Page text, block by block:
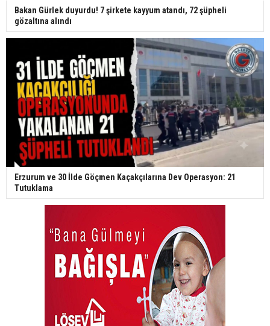
Bakan Gürlek duyurdu! 7 şirkete kayyum atandı, 72 şüpheli
gözaltına alındı
Erzurum ve 30 İlde Göçmen Kaçakçılarına Dev Operasyon: 21
Tutuklama